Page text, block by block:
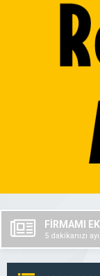
FİRMAMI
5 dakikanızı